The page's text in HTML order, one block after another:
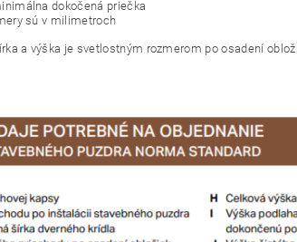
dokočená priečka
sú v milimetroch
a výška je svetlostným rozmerom po osadení